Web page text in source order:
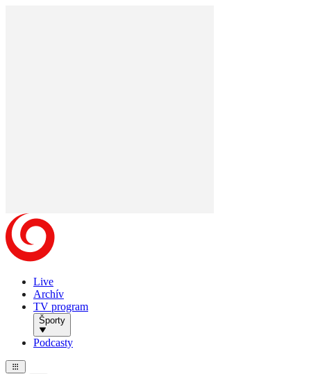
Live
Archív
TV program
Športy
Podcasty